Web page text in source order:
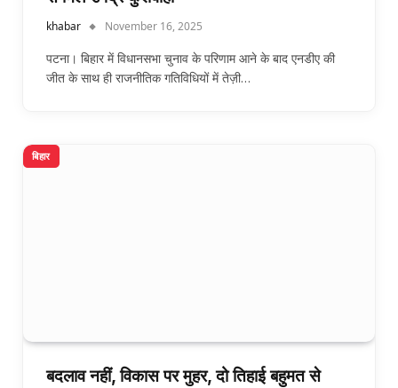
khabar November 16, 2025
पटना। बिहार में विधानसभा चुनाव के परिणाम आने के बाद एनडीए की
जीत के साथ ही राजनीतिक गतिविधियों में तेज़ी…
बिहार
बदलाव नहीं, विकास पर मुहर, दो तिहाई बहुमत से